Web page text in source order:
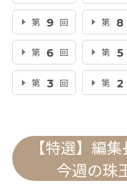
第 9 回 第 8
第 6 回 第 5
第 3 回 第 2
【特選】編集
今週の珠